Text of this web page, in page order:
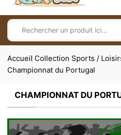
Accueil Collection Sports /
Championnat du Portugal
CHAMPIONNAT DU